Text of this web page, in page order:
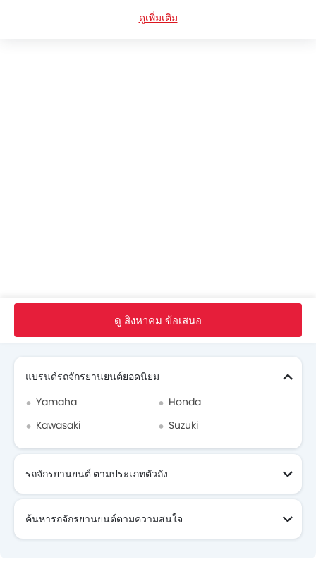
Honda สกู๊ปปี้ ไอ ปี 2018 FAQsดูเพิ่มเติม
ดู สิงหาคม ข้อเสนอ
Search Other รถจักรยานยนต์
แบรนด์รถจักรยานยนต์ยอดนิยม
Yamaha
Honda
Kawasaki
Suzuki
รถจักรยานยนต์ ตามประเภทตัวถัง
ค้นหารถจักรยานยนต์ตามความสนใจ